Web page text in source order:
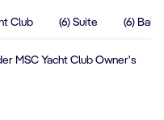
Club (6) Suite (6)